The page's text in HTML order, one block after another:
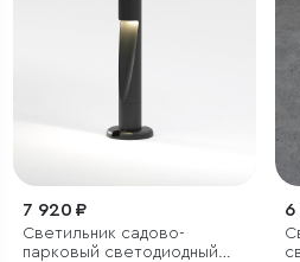
7 920 ₽
Светильник садово-
парковый светодиодный
6